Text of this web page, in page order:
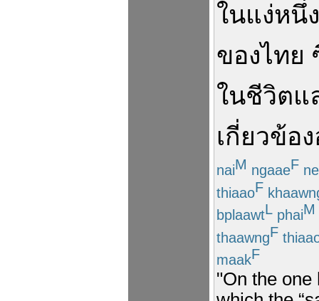
ในแง่หนึ่ง
ของไทย
ในชีวิตแ
เกี่ยวข้อง
naiM ngaaeF
thiaaoF
bplaawtL phaiM
thaawngF
maakF
"On the one